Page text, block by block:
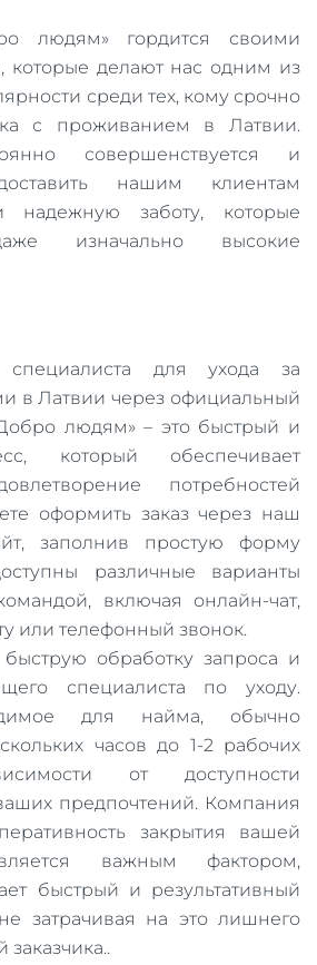
людям» гордится своими
которые делают нас одним из
среди тех, кому срочно
с проживанием в Латвии.
совершенствуется и
нашим клиентам
заботу, которые
изначально высокие
для ухода за
в Латвии через официальный
людям» – это быстрый и
который обеспечивает
потребностей
оформить заказ через наш
заполнив простую форму
различные варианты
включая онлайн-чат,
или телефонный звонок.
обработку запроса и
специалиста по уходу.
для найма, обычно
часов до 1-2 рабочих
от доступности
предпочтений. Компания
закрытия вашей
важным фактором,
быстрый и результативный
затрачивая на это лишнего